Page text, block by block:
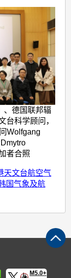
、德国联邦辐
台科学顾问，
Wolfgang
者合照
天文台航空气
国气象及航
M5.0+